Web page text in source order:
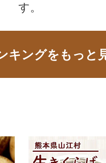
す。
キングをもっと